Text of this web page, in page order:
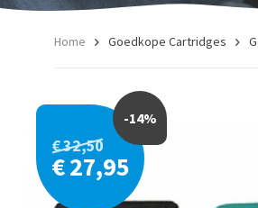
Home Goedkope Cartridges
€ 32,50
-14%
€ 27,95